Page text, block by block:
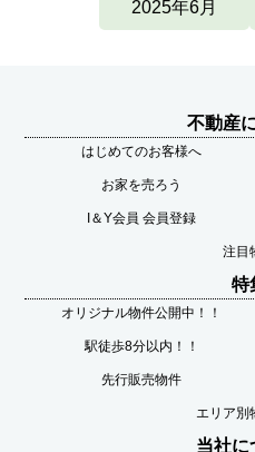
2025年6月
不動産
はじめてのお客様へ
お家を売ろう
I＆Y会員 会員登録
注目
特
オリジナル物件公開中！！
駅徒歩8分以内！！
先行販売物件
エリア別
当社に